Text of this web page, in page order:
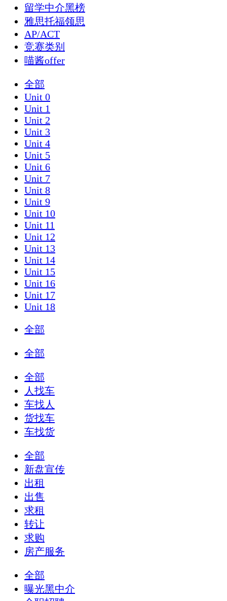
留学中介黑榜
雅思托福领思
AP/ACT
竞赛类别
喵酱offer
全部
Unit 0
Unit 1
Unit 2
Unit 3
Unit 4
Unit 5
Unit 6
Unit 7
Unit 8
Unit 9
Unit 10
Unit 11
Unit 12
Unit 13
Unit 14
Unit 15
Unit 16
Unit 17
Unit 18
全部
全部
全部
人找车
车找人
货找车
车找货
全部
新盘宣传
出租
出售
求租
转让
求购
房产服务
全部
曝光黑中介